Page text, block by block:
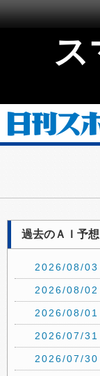
ス
過去のＡＩ予想
2026/08/03
2026/08/02
2026/08/01
2026/07/31
2026/07/30